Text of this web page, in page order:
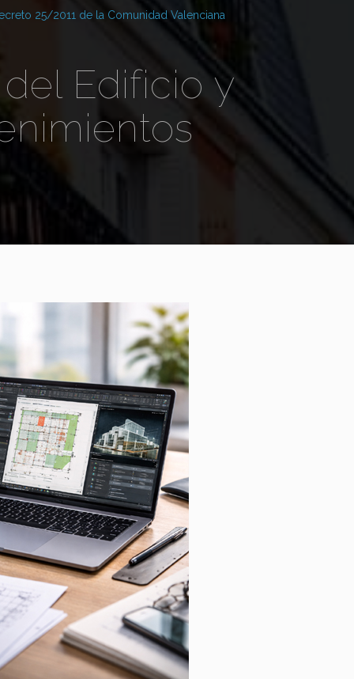
25/2011 de la Comunidad Valenciana
Edificio y